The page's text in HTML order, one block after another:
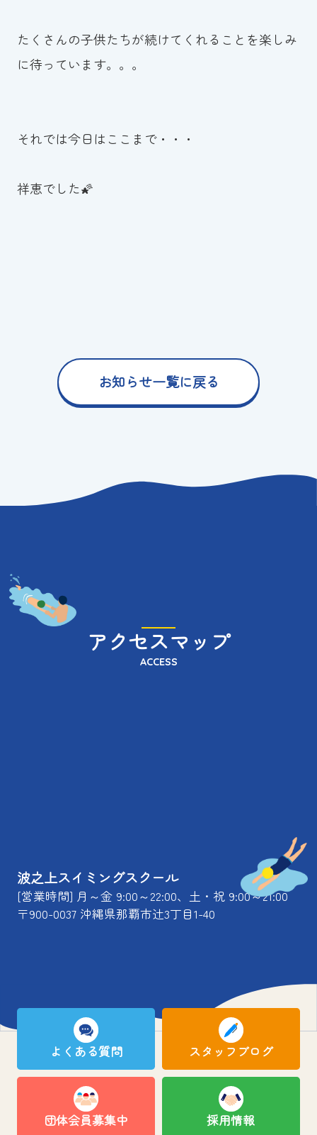
たくさんの子供たちが続けてくれることを楽しみ
に待っています。。。
それでは今日はここまで・・・
祥恵でした🌠
お知らせ一覧に戻る
アクセスマップ
ACCESS
波之上スイミングスクール
[営業時間] 月～金 9:00～22:00、土・祝 9:00～21:00
〒900-0037 沖縄県那覇市辻3丁目1-40
よくある質問 スタッフブログ
団体会員募集中 採用情報